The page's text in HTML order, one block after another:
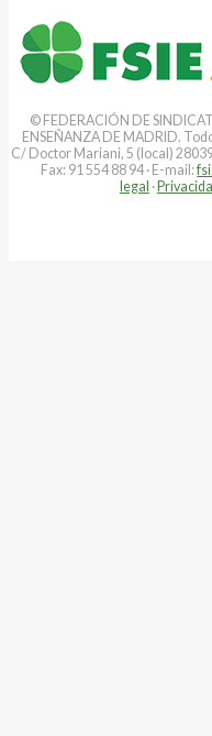
© FEDERACIÓN DE
ENSEÑANZA DE MADRID.
C/ Doctor Mariani, 5 (local)
Fax: 91 554 88 94 · E-mail:
legal ·